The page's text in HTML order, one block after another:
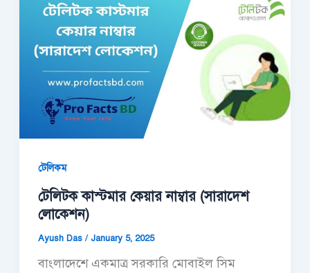
টেলিকম
টেলিটক কাস্টমার কেয়ার নাম্বার (সারাদেশ
লোকেশন)
Ayush Das /January 5, 2025
বাংলাদেশে একমাত্র সরকারি মোবাইল সিম